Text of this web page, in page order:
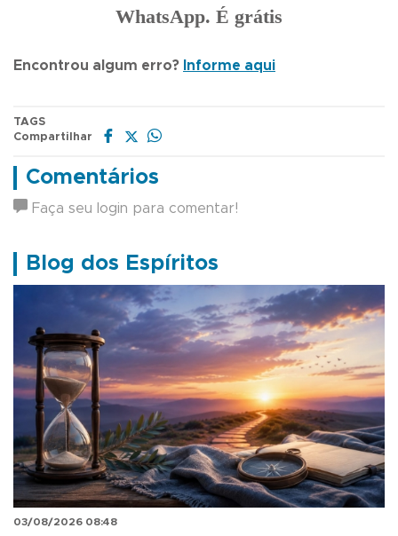
WhatsApp. É grátis
Encontrou algum erro? Informe aqui
TAGS
Compartilhar
Comentários
Faça seu login para comentar!
Blog dos Espíritos
03/08/2026 08:48